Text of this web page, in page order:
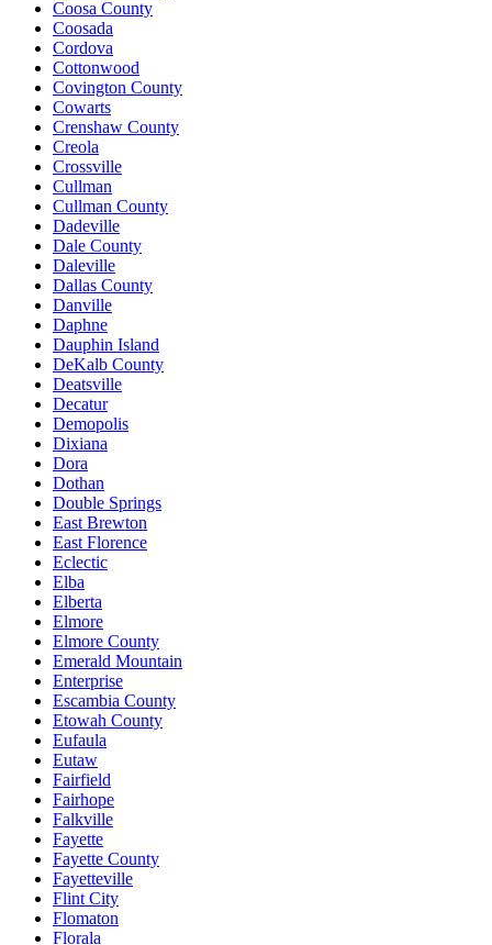
Coosa County
Coosada
Cordova
Cottonwood
Covington County
Cowarts
Crenshaw County
Creola
Crossville
Cullman
Cullman County
Dadeville
Dale County
Daleville
Dallas County
Danville
Daphne
Dauphin Island
DeKalb County
Deatsville
Decatur
Demopolis
Dixiana
Dora
Dothan
Double Springs
East Brewton
East Florence
Eclectic
Elba
Elberta
Elmore
Elmore County
Emerald Mountain
Enterprise
Escambia County
Etowah County
Eufaula
Eutaw
Fairfield
Fairhope
Falkville
Fayette
Fayette County
Fayetteville
Flint City
Flomaton
Florala